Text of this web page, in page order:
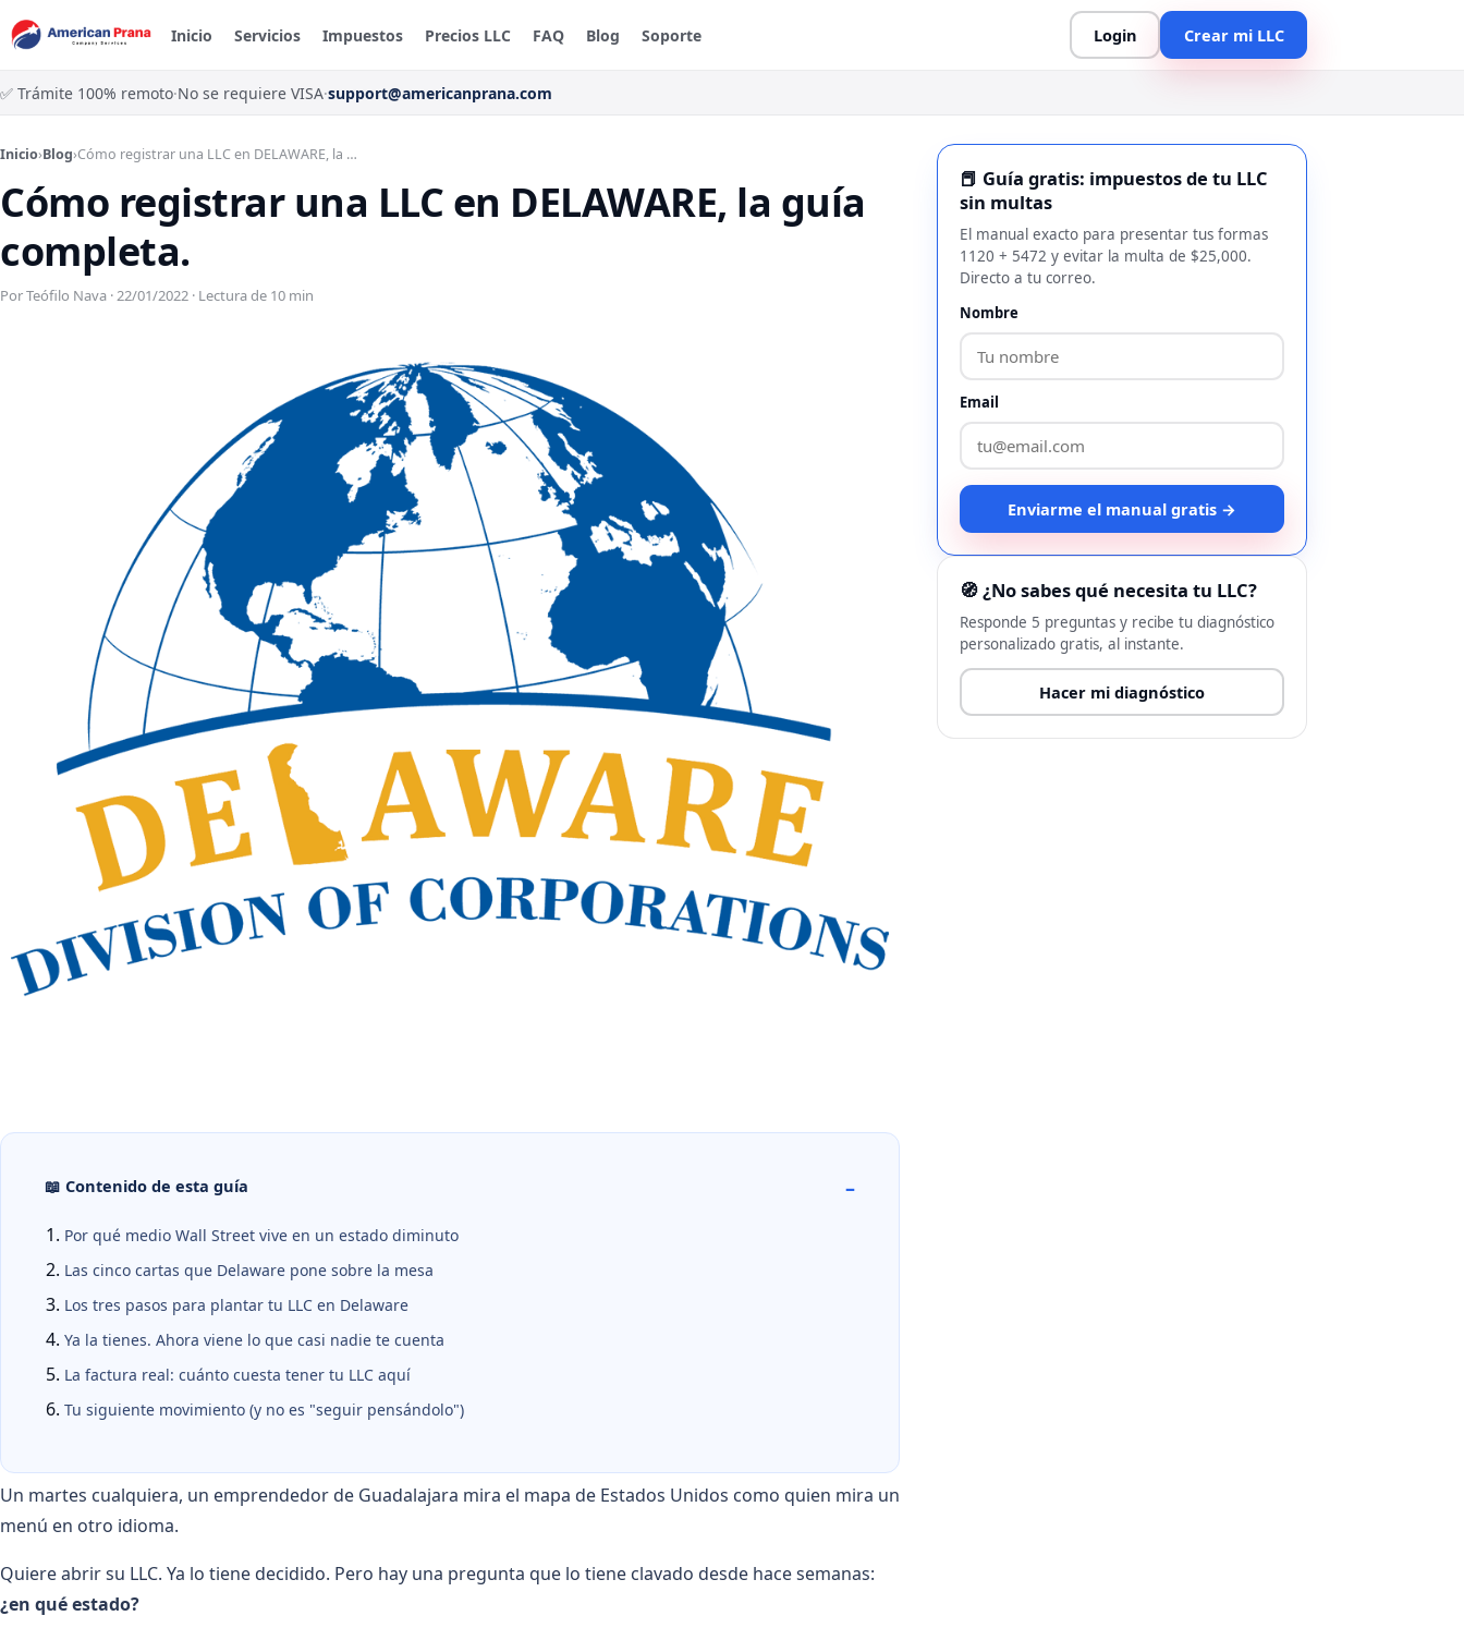
Inicio Servicios Impuestos Precios LLC FAQ Blog Soporte Login Crear mi LLC
✅ Trámite 100% remoto·No se requiere VISA·support@americanprana.com
Inicio›Blog›Cómo registrar una LLC en DELAWARE, la …
Cómo registrar una LLC en DELAWARE, la guía
completa.
Por Teófilo Nava · 22/01/2022 · Lectura de 10 min
📖 Contenido de esta guía
Por qué medio Wall Street vive en un estado diminuto
Las cinco cartas que Delaware pone sobre la mesa
Los tres pasos para plantar tu LLC en Delaware
Ya la tienes. Ahora viene lo que casi nadie te cuenta
La factura real: cuánto cuesta tener tu LLC aquí
Tu siguiente movimiento (y no es "seguir pensándolo")
Un martes cualquiera, un emprendedor de Guadalajara mira el mapa de Estados Unidos como quien mira un
menú en otro idioma.
Quiere abrir su LLC. Ya lo tiene decidido. Pero hay una pregunta que lo tiene clavado desde hace semanas:
¿en qué estado?
📕 Guía gratis: impuestos de tu LLC
sin multas
El manual exacto para presentar tus formas
1120 + 5472 y evitar la multa de $25,000.
Directo a tu correo.
Nombre
Email
Enviarme el manual gratis →
🧭 ¿No sabes qué necesita tu LLC?
Responde 5 preguntas y recibe tu diagnóstico
personalizado gratis, al instante.
Hacer mi diagnóstico